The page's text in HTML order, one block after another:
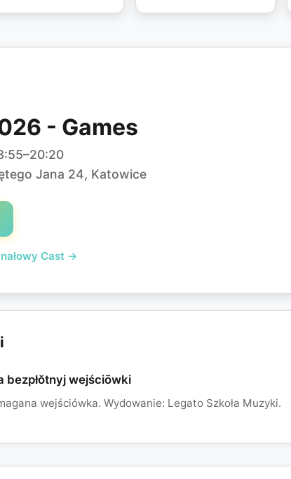
- Games
Jana 24, Katowice
Cast →
wejściōwki
wejściówka. Wydowanie: Legato Szkoła Muzyki.